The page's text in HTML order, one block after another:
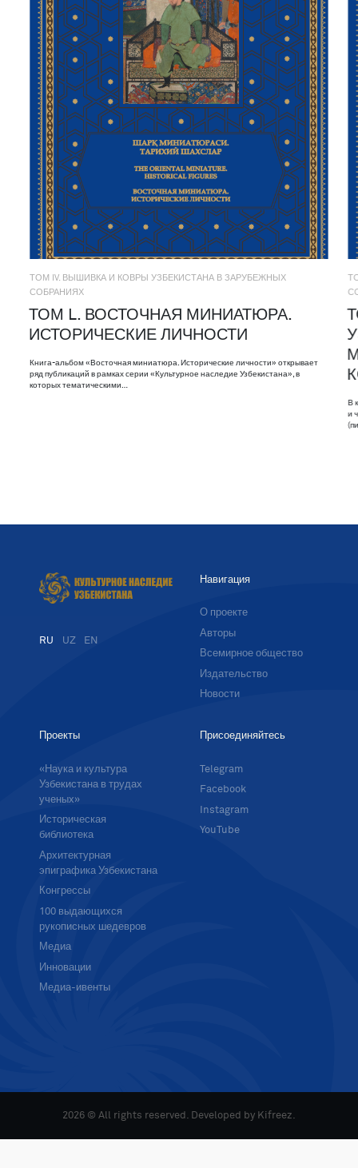
ТОМ IV. ВЫШИВКА И КОВРЫ УЗБЕКИСТАНА В ЗАРУБЕЖНЫХ
СОБРАНИЯХ
ТОМ L. ВОСТОЧНАЯ МИНИАТЮРА.
ИСТОРИЧЕСКИЕ ЛИЧНОСТИ
Книга-альбом «Восточная миниатюра. Исторические личности» открывает
ряд публикаций в рамках серии «Культурное наследие Узбекистана», в
которых тематическими…
В
и
RU UZ EN
Навигация
О проекте
Авторы
Всемирное общество
Издательство
Новости
Проекты
«Наука и культура
Узбекистана в трудах
ученых»
Историческая
библиотека
Архитектурная
эпиграфика Узбекистана
Конгрессы
100 выдающихся
рукописных шедевров
Медиа
Инновации
Медиа-ивенты
Присоединяйтесь
Telegram
Facebook
Instagram
YouTube
2026 © All rights reserved. Developed by Kifreez.